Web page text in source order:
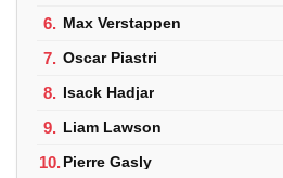
6. Max Verstappen
7. Oscar Piastri
8. Isack Hadjar
9. Liam Lawson
10.Pierre Gasly